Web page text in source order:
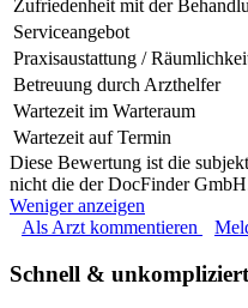
Zufriedenheit mit der
Serviceangebot
Praxisaustattung /
Betreuung durch Arzthelfer
Wartezeit im Warteraum
Wartezeit auf Termin
Diese Bewertung ist die
nicht die der DocFinder
Weniger anzeigen
Als Arzt kommentieren
Schnell &